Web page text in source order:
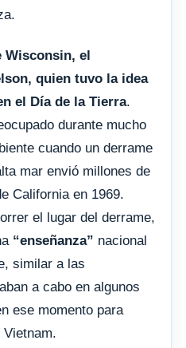
Wisconsin, el
quien tuvo la idea
el Día de la Tierra.
durante mucho
cuando un derrame
mar envió millones de
California en 1969.
el lugar del derrame,
“enseñanza” nacional
similar a las
a cabo en algunos
ese momento para